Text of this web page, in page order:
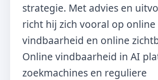
strategie. Met advies en
richt hij zich vooral op online
vindbaarheid en online
Online vindbaarheid in AI
zoekmachines en reguliere